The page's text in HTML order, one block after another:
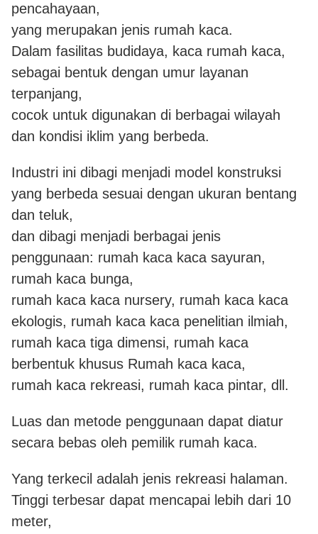
pencahayaan,
yang merupakan jenis rumah kaca.
Dalam fasilitas budidaya, kaca rumah kaca,
sebagai bentuk dengan umur layanan
terpanjang,
cocok untuk digunakan di berbagai wilayah
dan kondisi iklim yang berbeda.
Industri ini dibagi menjadi model konstruksi
yang berbeda sesuai dengan ukuran bentang
dan teluk,
dan dibagi menjadi berbagai jenis
penggunaan: rumah kaca kaca sayuran,
rumah kaca bunga,
rumah kaca kaca nursery, rumah kaca kaca
ekologis, rumah kaca kaca penelitian ilmiah,
rumah kaca tiga dimensi, rumah kaca
berbentuk khusus Rumah kaca kaca,
rumah kaca rekreasi, rumah kaca pintar, dll.
Luas dan metode penggunaan dapat diatur
secara bebas oleh pemilik rumah kaca.
Yang terkecil adalah jenis rekreasi halaman.
Tinggi terbesar dapat mencapai lebih dari 10
meter,